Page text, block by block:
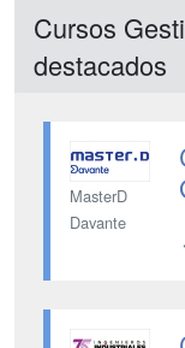
Cursos
destacados
MasterD
Davante